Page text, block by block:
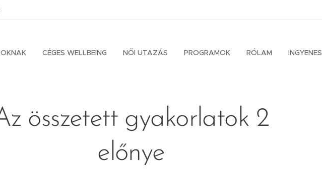
CÉGES WELLBEING NŐI UTAZÁS PROGRAMOK RÓLAM INGYENES
összetett gyakorlatok 2
előnye